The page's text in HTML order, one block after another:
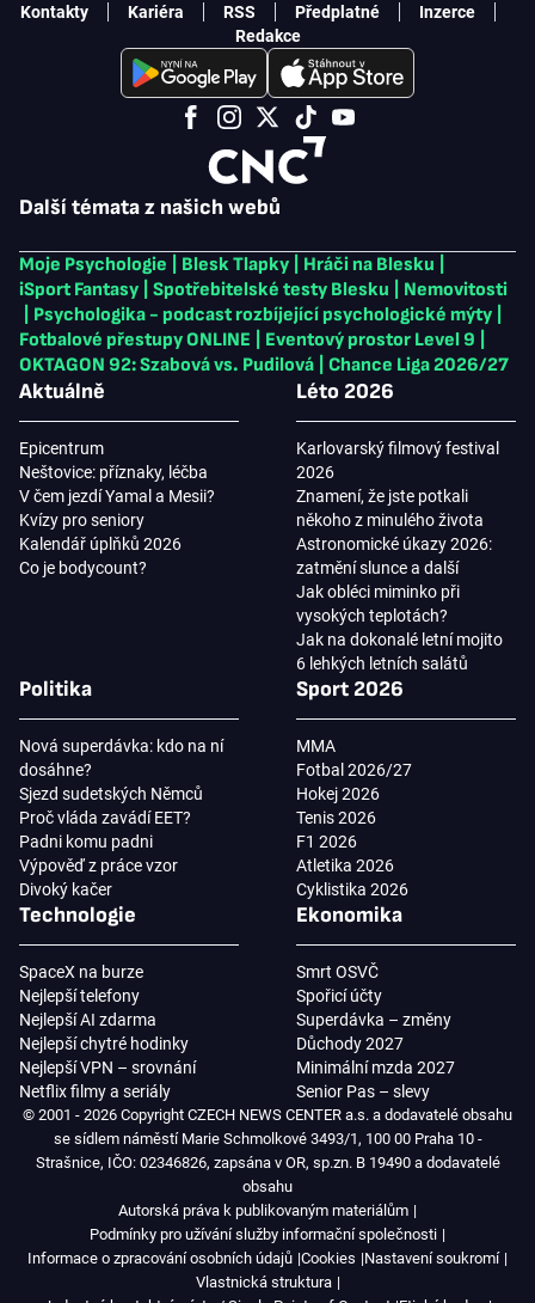
Další témata z našich webů
Moje Psychologie Blesk Tlapky Hráči na Blesku
iSport Fantasy
Spotřebitelské testy Blesku
Nemovitosti
Psychologika - podcast rozbíjející psychologické mýty
Fotbalové přestupy ONLINE
Eventový prostor Level 9
OKTAGON 92: Szabová vs. Pudilová
Chance Liga 2026/27
Aktuálně
Epicentrum
Neštovice: příznaky, léčba
V čem jezdí Yamal a Mesii?
Kvízy pro seniory
Kalendář úplňků 2026
Co je bodycount?
Léto 2026
Karlovarský filmový festival
2026
Znamení, že jste potkali
někoho z minulého života
Astronomické úkazy 2026:
zatmění slunce a další
Jak obléci miminko při
vysokých teplotách?
Jak na dokonalé letní mojito
6 lehkých letních salátů
Politika
Nová superdávka: kdo na ní
dosáhne?
Sjezd sudetských Němců
Proč vláda zavádí EET?
Padni komu padni
Výpověď z práce vzor
Divoký kačer
Sport 2026
MMA
Fotbal 2026/27
Hokej 2026
Tenis 2026
F1 2026
Atletika 2026
Cyklistika 2026
Technologie
SpaceX na burze
Nejlepší telefony
Nejlepší AI zdarma
Nejlepší chytré hodinky
Nejlepší VPN – srovnání
Netflix filmy a seriály
Ekonomika
Smrt OSVČ
Spořicí účty
Superdávka – změny
Důchody 2027
Minimální mzda 2027
Senior Pas – slevy
Kontakty Kariéra RSS Předplatné
Inzerce
Redakce
© 2001 - 2026 Copyright CZECH NEWS CENTER a.s. a dodavatelé obsahu
se sídlem náměstí Marie Schmolkové 3493/1, 100 00 Praha 10 -
Strašnice, IČO: 02346826, zapsána v OR, sp.zn. B 19490 a dodavatelé
obsahu
Autorská práva k publikovaným materiálům
Podmínky pro užívání služby informační společnosti
Informace o zpracování osobních údajů Cookies Nastavení soukromí
Vlastnická struktura